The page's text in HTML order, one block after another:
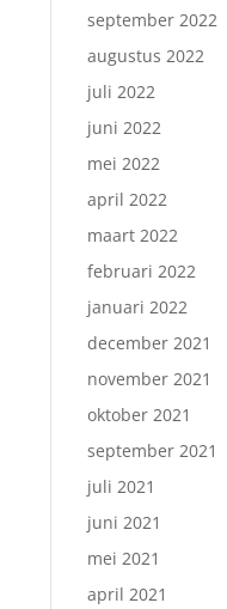
september 2022
augustus 2022
juli 2022
juni 2022
mei 2022
april 2022
maart 2022
februari 2022
januari 2022
december 2021
november 2021
oktober 2021
september 2021
juli 2021
juni 2021
mei 2021
april 2021